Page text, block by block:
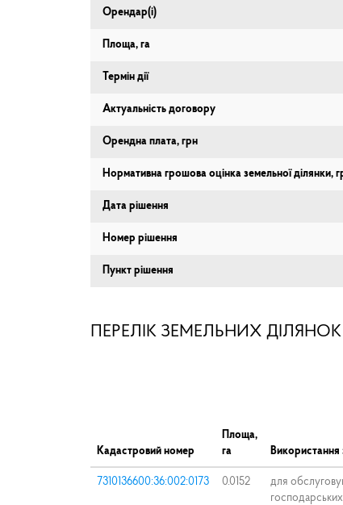
Орендар(і)
Площа, га
Термін дії
Актуальність договору
Орендна плата, грн
Нормативна грошова оцінка земельної ділянки,
Дата рішення
Номер рішення
Пункт рішення
ПЕРЕЛІК ЗЕМЕЛЬНИХ ДІЛЯНОК
Кадастровий номер
Площа,
га
Використання
7310136600:36:002:0173 0.0152
для